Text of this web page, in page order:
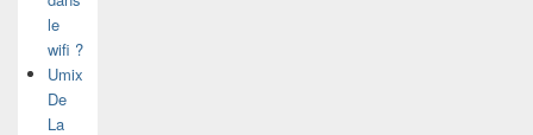
le
wifi ?
Umix
De
La